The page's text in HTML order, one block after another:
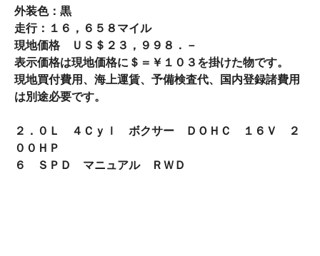
外装色：黒
走行：１６，６５８マイル
現地価格 ＵＳ＄２３，９９８．－
表示価格は現地価格に＄＝￥１０３を掛けた物です。
現地買付費用、海上運賃、予備検査代、国内登録諸費用
は別途必要です。
２．０Ｌ ４Ｃｙｌ ボクサー ＤＯＨＣ １６Ｖ ２
００ＨＰ
６ ＳＰＤ マニュアル ＲＷＤ